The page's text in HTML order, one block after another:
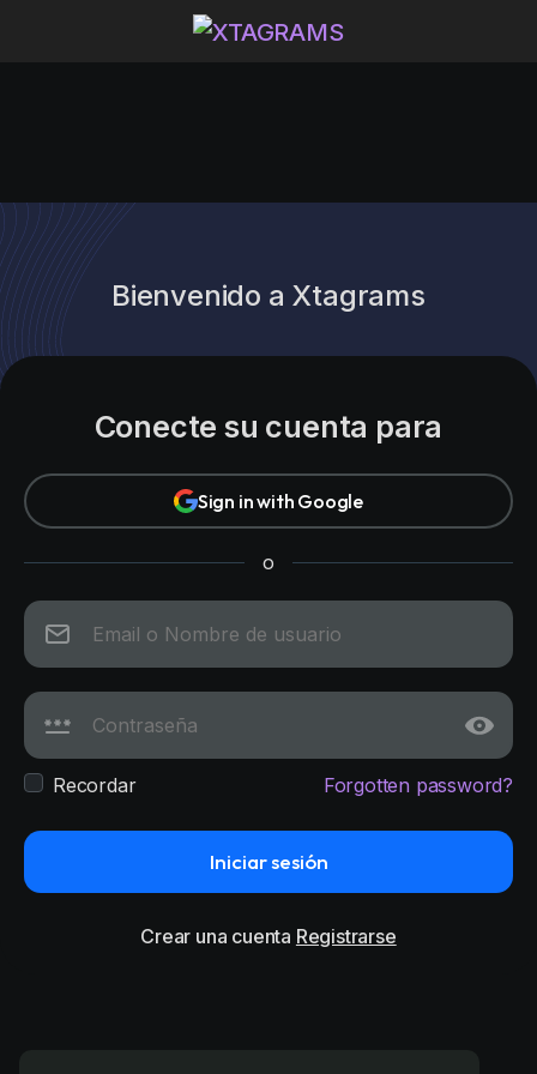
Bienvenido a Xtagrams
Conecte su cuenta para
Sign in with Google
o
Recordar Forgotten password?
Iniciar sesión
Crear una cuenta Registrarse